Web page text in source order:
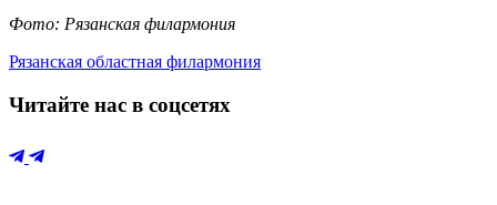
Фото: Рязанская филармония
Рязанская областная филармония
Читайте нас в соцсетях